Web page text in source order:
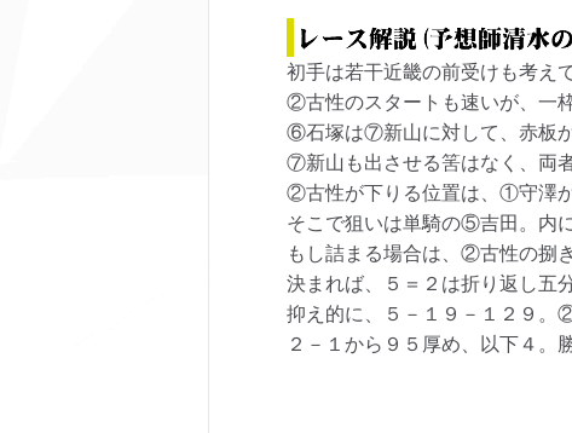
初手は若干近畿の前受けも考えて
②古性のスタートも速いが、一
⑥石塚は⑦新山に対して、赤板か
⑦新山も出させる筈はなく、両
②古性が下りる位置は、①守澤
そこで狙いは単騎の⑤吉田。内
もし詰まる場合は、②古性の捌
決まれば、５＝２は折り返し五
抑え的に、５－１９－１２９。
２－１から９５厚め、以下４。